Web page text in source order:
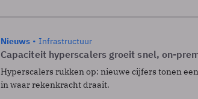
Nieuws Infrastructuur
Capaciteit hyperscalers groeit snel, on-
Hyperscalers rukken op: nieuwe cijfers tonen
in waar rekenkracht draait.